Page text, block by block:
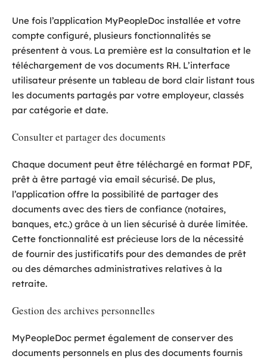
Une fois l’application MyPeopleDoc installée et votre
compte configuré, plusieurs fonctionnalités se
présentent à vous. La première est la consultation et le
téléchargement de vos documents RH. L’interface
utilisateur présente un tableau de bord clair listant tous
les documents partagés par votre employeur, classés
par catégorie et date.
Consulter et partager des documents
Chaque document peut être téléchargé en format PDF,
prêt à être partagé via email sécurisé. De plus,
l’application offre la possibilité de partager des
documents avec des tiers de confiance (notaires,
banques, etc.) grâce à un lien sécurisé à durée limitée.
Cette fonctionnalité est précieuse lors de la nécessité
de fournir des justificatifs pour des demandes de prêt
ou des démarches administratives relatives à la
retraite.
Gestion des archives personnelles
MyPeopleDoc permet également de conserver des
documents personnels en plus des documents fournis